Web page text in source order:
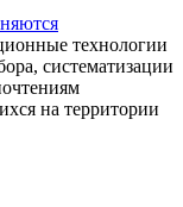
технологии
систематизации
на территории